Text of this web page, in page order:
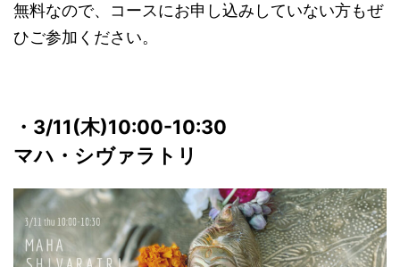
無料なので、コースにお申し込みしていない方もぜ
ひご参加ください。
・3/11(木)10:00-10:30
マハ・シヴァラトリ